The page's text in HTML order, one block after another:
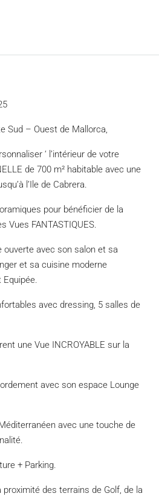
Sud – Ouest de Mallorca,
‘ l’intérieur de votre
de 700 m² habitable avec une
l’Ile de Cabrera.
pour bénéficier de la
Vues FANTASTIQUES.
ouverte avec son salon et sa
et sa cuisine moderne
avec dressing, 5 salles de
une Vue INCROYABLE sur la
avec son espace Lounge
avec une touche de
+ Parking.
des terrains de Golf, de la